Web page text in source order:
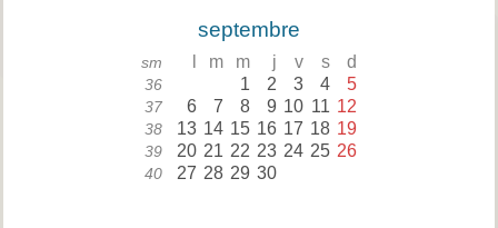
septembre
sm m m j v s d
36 1 2 3 4 5
37 6 7 8 9 10 11 12
38 13 14 15 16 17 18 19
39 20 21 22 23 24 25 26
40 27 28 29 30